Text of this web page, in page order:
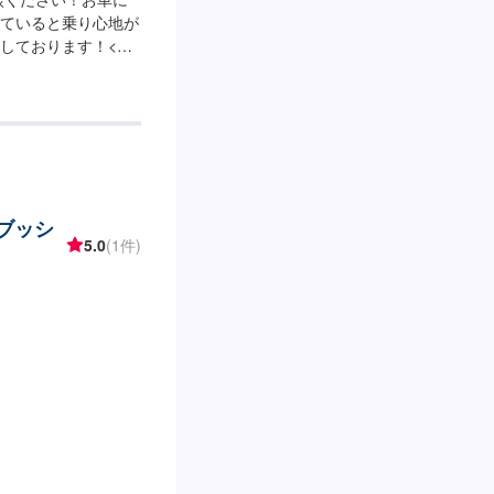
いると乗り心地が
ております！<費
ッシ
5.0(1件)